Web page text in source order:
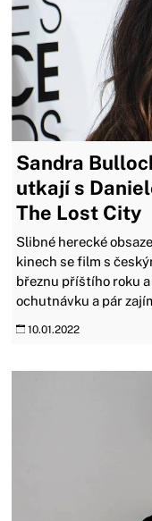
Sandra
utkají s
The Lost City
Slibné herecké
kinech se film s
březnu příštího roku
ochutnávku a pár
10.01.2022